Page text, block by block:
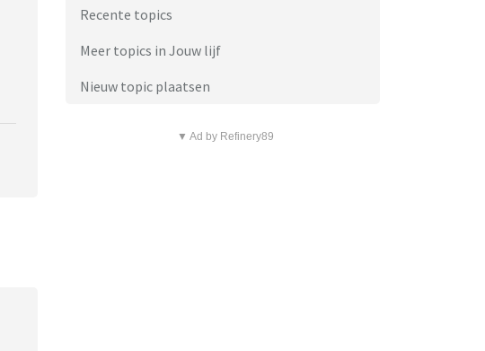
Recente topics
Meer topics in Jouw lijf
Nieuw topic plaatsen
▼ Ad by Refinery89